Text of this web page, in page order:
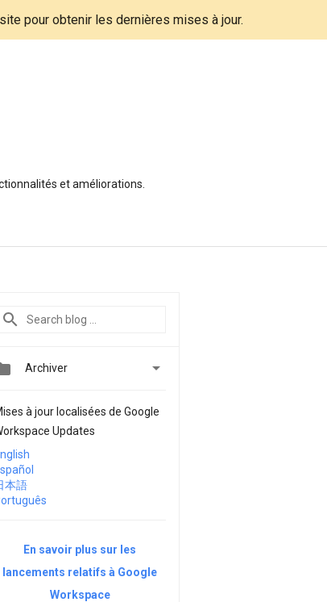
pour obtenir les dernières mises à jour.
et améliorations.
Archiver 
à jour localisées de Google
Updates
本語
En savoir plus sur les
lancements relatifs à Google
Workspace